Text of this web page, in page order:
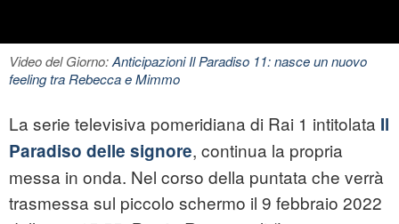
Video del Giorno:Anticipazioni Il Paradiso 11: nasce un nuovo
feeling tra Rebecca e Mimmo
La serie televisiva pomeridiana di Rai 1 intitolata Il
Paradiso delle signore, continua la propria
messa in onda. Nel corso della puntata che verrà
trasmessa sul piccolo schermo il 9 febbraio 2022